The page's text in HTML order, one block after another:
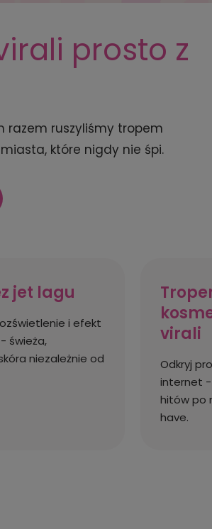
prosto z
razem ruszyliśmy tropem
które nigdy nie śpi.
jet lagu
i efekt
świeża,
niezależnie od
virali
Odkryj
internet -
hitów po
have.